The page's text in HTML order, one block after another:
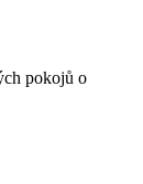
pokojů o